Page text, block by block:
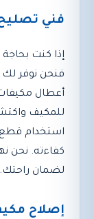
فني
إذا كنت بحاجة
فنحن نوفر لك
أعطال
للمكيف
استخدام قطع
كفاءته. نحن
لضمان راحتك.
إصلاح